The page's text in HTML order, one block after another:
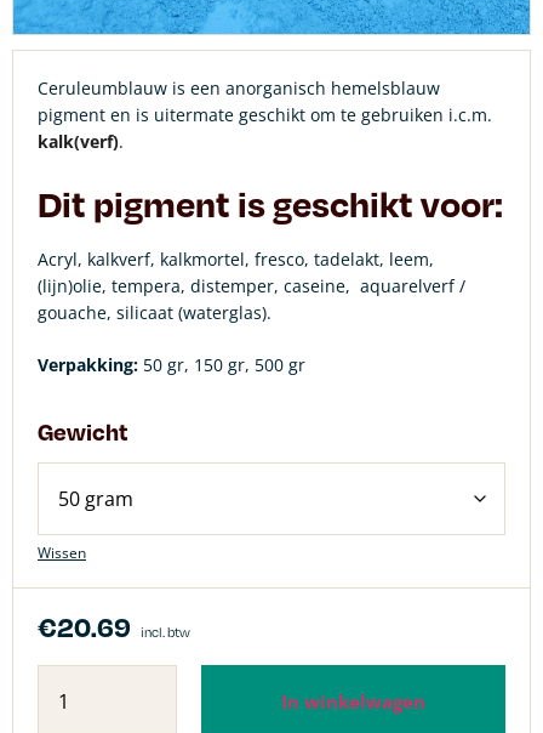
Ceruleumblauw is een anorganisch hemelsblauw
pigment en is uitermate geschikt om te gebruiken i.c.m.
kalk(verf).
Dit pigment is geschikt voor:
Acryl, kalkverf, kalkmortel, fresco, tadelakt, leem,
(lijn)olie, tempera, distemper, caseine, aquarelverf /
gouache, silicaat (waterglas).
Verpakking: 50 gr, 150 gr, 500 gr
Gewicht
Wissen
€20.69 incl. btw
In winkelwagen